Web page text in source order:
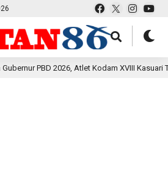
2026, Atlet Kodam XVIII Kasuari Torehkan